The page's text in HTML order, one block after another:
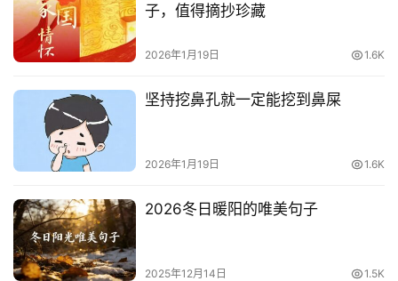
子，值得摘抄珍藏
2026年1月19日 1.6K
坚持挖鼻孔就一定能挖到鼻屎
2026年1月19日 1.6K
2026冬日暖阳的唯美句子
2025年12月14日 1.5K